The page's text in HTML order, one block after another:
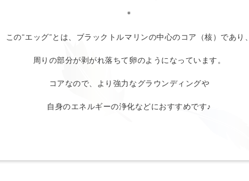
＊
この“エッグ”とは、ブラックトルマリンの中心のコア（核）であり、
周りの部分が剥がれ落ちて卵のようになっています。
コアなので、より強力なグラウンディングや
自身のエネルギーの浄化などにおすすめです♪